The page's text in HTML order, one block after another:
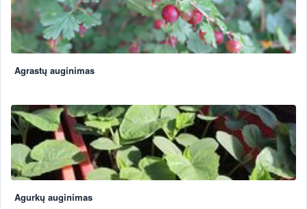
Agrastų auginimas
Agurkų auginimas